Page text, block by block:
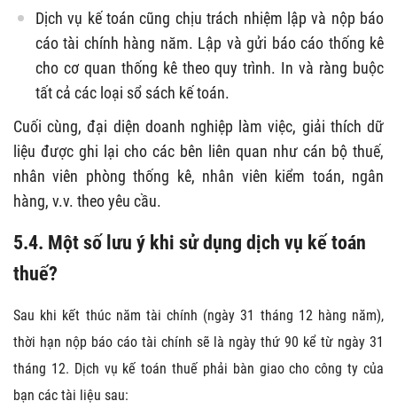
Dịch vụ kế toán cũng chịu trách nhiệm lập và nộp báo
cáo tài chính hàng năm. Lập và gửi báo cáo thống kê
cho cơ quan thống kê theo quy trình. In và ràng buộc
tất cả các loại sổ sách kế toán.
Cuối cùng, đại diện doanh nghiệp làm việc, giải thích dữ
liệu được ghi lại cho các bên liên quan như cán bộ thuế,
nhân viên phòng thống kê, nhân viên kiểm toán, ngân
hàng, v.v. theo yêu cầu.
5.4. Một số lưu ý khi sử dụng dịch vụ kế toán
thuế?
Sau khi kết thúc năm tài chính (ngày 31 tháng 12 hàng năm),
thời hạn nộp báo cáo tài chính sẽ là ngày thứ 90 kể từ ngày 31
tháng 12. Dịch vụ kế toán thuế phải bàn giao cho công ty của
bạn các tài liệu sau: